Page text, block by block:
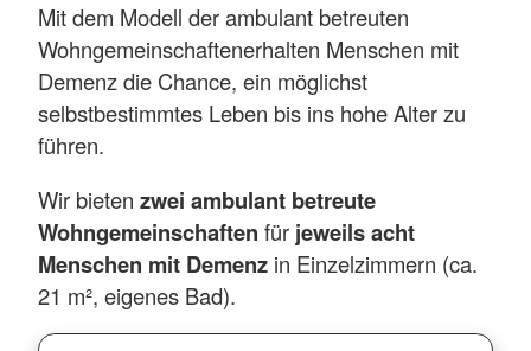
Mit dem Modell der ambulant betreuten
Wohngemeinschaftenerhalten Menschen mit
Demenz die Chance, ein möglichst
selbstbestimmtes Leben bis ins hohe Alter zu
führen.
Wir bieten zwei ambulant betreute
Wohngemeinschaften für jeweils acht
Menschen mit Demenz in Einzelzimmern (ca.
21 m², eigenes Bad).